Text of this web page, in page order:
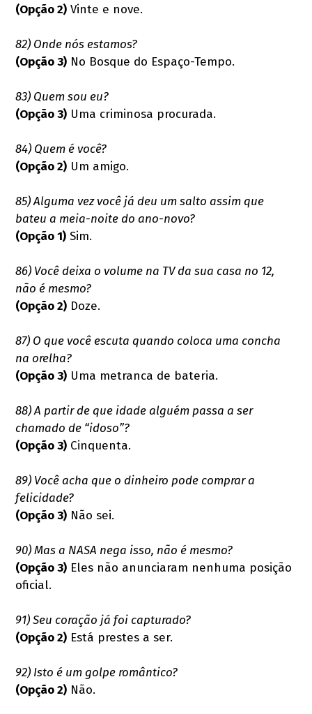
(Opção 2) Vinte e nove.
82) Onde nós estamos?
(Opção 3) No Bosque do Espaço-Tempo.
83) Quem sou eu?
(Opção 3) Uma criminosa procurada.
84) Quem é você?
(Opção 2) Um amigo.
85) Alguma vez você já deu um salto assim que
bateu a meia-noite do ano-novo?
(Opção 1) Sim.
86) Você deixa o volume na TV da sua casa no 12,
não é mesmo?
(Opção 2) Doze.
87) O que você escuta quando coloca uma concha
na orelha?
(Opção 3) Uma metranca de bateria.
88) A partir de que idade alguém passa a ser
chamado de “idoso”?
(Opção 3) Cinquenta.
89) Você acha que o dinheiro pode comprar a
felicidade?
(Opção 3) Não sei.
90) Mas a NASA nega isso, não é mesmo?
(Opção 3) Eles não anunciaram nenhuma posição
oficial.
91) Seu coração já foi capturado?
(Opção 2) Está prestes a ser.
92) Isto é um golpe romântico?
(Opção 2) Não.